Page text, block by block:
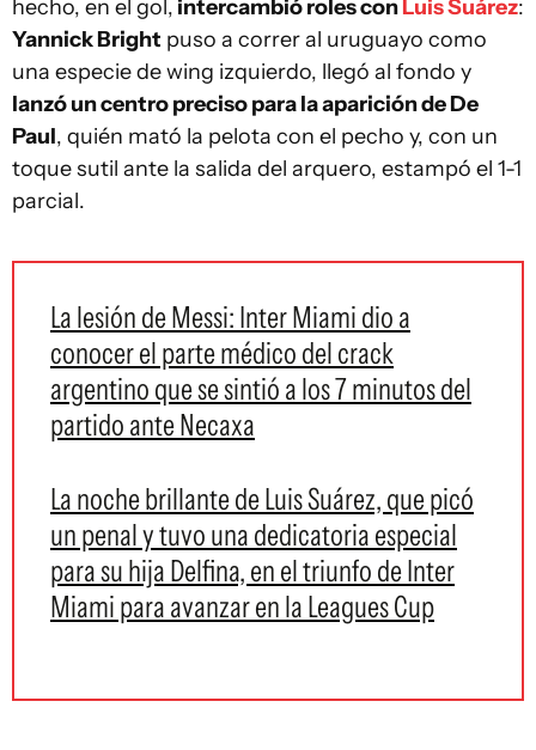
hecho, en el gol, intercambió roles conLuis Suárez:
Yannick Bright puso a correr al uruguayo como
una especie de wing izquierdo, llegó al fondo y
lanzó un centro preciso para la aparición de De
Paul, quién mató la pelota con el pecho y, con un
toque sutil ante la salida del arquero, estampó el 1-1
parcial.
La lesión de Messi: Inter Miami dio a
conocer el parte médico del crack
argentino que se sintió a los 7 minutos del
partido ante Necaxa
La noche brillante de Luis Suárez, que picó
un penal y tuvo una dedicatoria especial
para su hija Delfina, en el triunfo de Inter
Miami para avanzar en la Leagues Cup